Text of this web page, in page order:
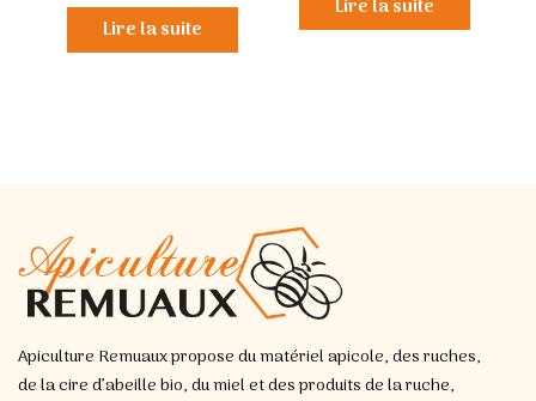
Lire la suite
Lire la suite
Apiculture Remuaux propose du matériel apicole, des ruches,
de la cire d’abeille bio, du miel et des produits de la ruche,